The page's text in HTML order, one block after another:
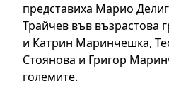
представиха Марио
Трайчев във възрастова
и Катрин Маринчешка,
Стоянова и Григор
големите.